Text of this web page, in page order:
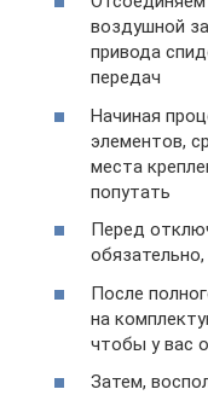
воздушной
привода
передач
Начиная
элементов,
места
попутать
Перед
После
на
чтобы у вас
Затем,